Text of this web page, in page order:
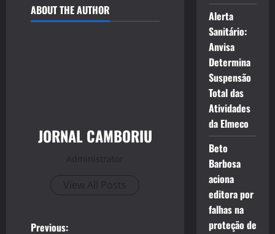
ABOUT THE AUTHOR
JORNAL CAMBORIU
Administrator
View All Posts
Previous:
Alerta
Sanitário:
Anvisa
Determina
Suspensão
Total das
Atividades
da Elmeco
Beto
Barbosa
aciona
editora por
falhas na
proteção de